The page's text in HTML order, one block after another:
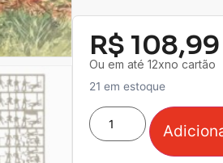
R$ 108,99
Ou em até 12xno cartão
21 em estoque